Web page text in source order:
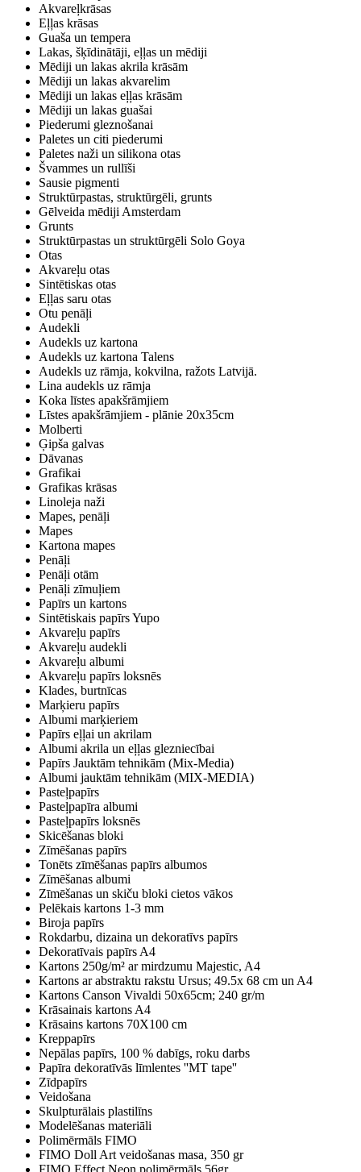
Akvareļkrāsas
Eļļas krāsas
Guaša un tempera
Lakas, šķīdinātāji, eļļas un mēdiji
Mēdiji un lakas akrila krāsām
Mēdiji un lakas akvarelim
Mēdiji un lakas eļļas krāsām
Mēdiji un lakas guašai
Piederumi gleznošanai
Paletes un citi piederumi
Paletes naži un silikona otas
Švammes un rullīši
Sausie pigmenti
Struktūrpastas, struktūrgēli, grunts
Gēlveida mēdiji Amsterdam
Grunts
Struktūrpastas un struktūrgēli Solo Goya
Otas
Akvareļu otas
Sintētiskas otas
Eļļas saru otas
Otu penāļi
Audekli
Audekls uz kartona
Audekls uz kartona Talens
Audekls uz rāmja, kokvilna, ražots Latvijā.
Lina audekls uz rāmja
Koka līstes apakšrāmjiem
Līstes apakšrāmjiem - plānie 20x35cm
Molberti
Ģipša galvas
Dāvanas
Grafikai
Grafikas krāsas
Linoleja naži
Mapes, penāļi
Mapes
Kartona mapes
Penāļi
Penāļi otām
Penāļi zīmuļiem
Papīrs un kartons
Sintētiskais papīrs Yupo
Akvareļu papīrs
Akvareļu audekli
Akvareļu albumi
Akvareļu papīrs loksnēs
Klades, burtnīcas
Marķieru papīrs
Albumi marķieriem
Papīrs eļļai un akrilam
Albumi akrila un eļļas glezniecībai
Papīrs Jauktām tehnikām (Mix-Media)
Albumi jauktām tehnikām (MIX-MEDIA)
Pasteļpapīrs
Pasteļpapīra albumi
Pasteļpapīrs loksnēs
Skicēšanas bloki
Zīmēšanas papīrs
Tonēts zīmēšanas papīrs albumos
Zīmēšanas albumi
Zīmēšanas un skiču bloki cietos vākos
Pelēkais kartons 1-3 mm
Biroja papīrs
Rokdarbu, dizaina un dekoratīvs papīrs
Dekoratīvais papīrs A4
Kartons 250g/m² ar mirdzumu Majestic, A4
Kartons ar abstraktu rakstu Ursus; 49.5x 68 cm un A4
Kartons Canson Vivaldi 50x65cm; 240 gr/m
Krāsainais kartons A4
Krāsains kartons 70X100 cm
Kreppapīrs
Nepālas papīrs, 100 % dabīgs, roku darbs
Papīra dekoratīvās līmlentes ''MT tape''
Zīdpapīrs
Veidošana
Skulpturālais plastilīns
Modelēšanas materiāli
Polimērmāls FIMO
FIMO Doll Art veidošanas masa, 350 gr